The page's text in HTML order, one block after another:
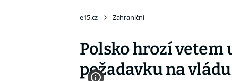
e15.cz Zahraniční
Polsko hrozí
požadavku na